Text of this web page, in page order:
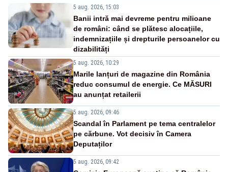
5 aug. 2026, 15:03
Banii intră mai devreme pentru milioane
de români: când se plătesc alocațiile,
indemnizațiile și drepturile persoanelor cu
dizabilități
5 aug. 2026, 10:29
Marile lanțuri de magazine din România
reduc consumul de energie. Ce MĂSURI
au anunțat retailerii
5 aug. 2026, 09:46
Scandal în Parlament pe tema centralelor
pe cărbune. Vot decisiv în Camera
Deputaților
5 aug. 2026, 09:42